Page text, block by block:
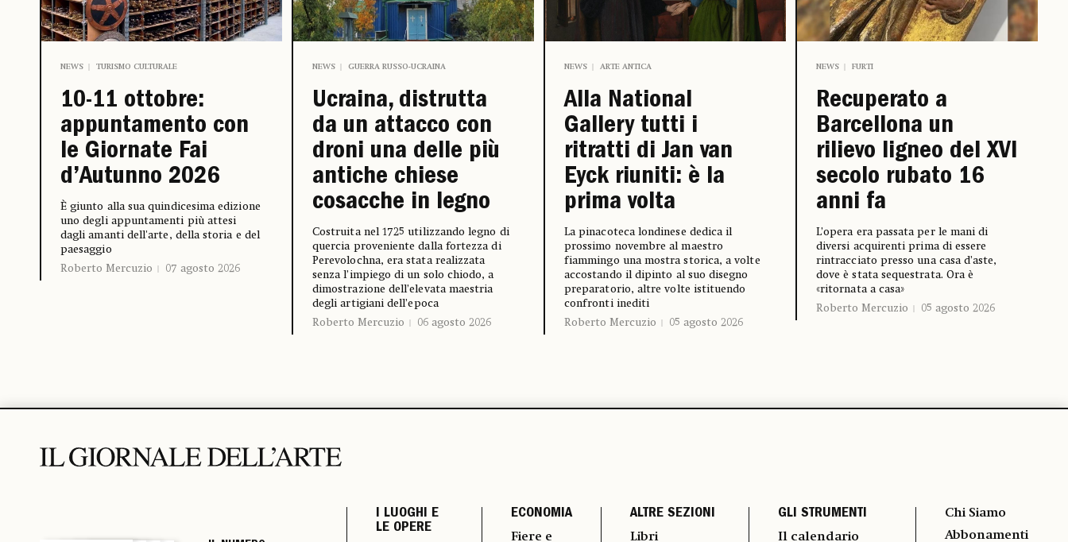
NEWS TURISMO CULTURALE
10-11 ottobre:
appuntamento con
le Giornate Fai
d’Autunno 2026
È giunto alla sua quindicesima edizione
uno degli appuntamenti più attesi
dagli amanti dell'arte, della storia e del
paesaggio
Roberto Mercuzio
07 agosto 2026
NEWS GUERRA RUSSO-UCRAINA
Ucraina, distrutta
da un attacco con
droni una delle più
antiche chiese
cosacche in legno
Costruita nel 1725 utilizzando legno di
quercia proveniente dalla fortezza di
Perevolochna, era stata realizzata
senza l’impiego di un solo chiodo, a
dimostrazione dell’elevata maestria
degli artigiani dell’epoca
Roberto Mercuzio
06 agosto 2026
NEWS ARTE ANTICA
Alla National
Gallery tutti i
ritratti di Jan van
Eyck riuniti: è la
prima volta
La pinacoteca londinese dedica il
prossimo novembre al maestro
fiammingo una mostra storica, a volte
accostando il dipinto al suo disegno
preparatorio, altre volte istituendo
confronti inediti
Roberto Mercuzio
05 agosto 2026
NEWS FURTI
Recuperato a
Barcellona un
rilievo ligneo del XVI
secolo rubato 16
anni fa
L’opera era passata per le mani di
diversi acquirenti prima di essere
rintracciato presso una casa d’aste,
dove è stata sequestrata. Ora è
«ritornata a casa»
Roberto Mercuzio
05 agosto 2026
I LUOGHI E
LE OPERE
ECONOMIA
Fiere e
ALTRE SEZIONI
Libri
GLI STRUMENTI
Il calendario
Chi Siamo
Abbonamenti